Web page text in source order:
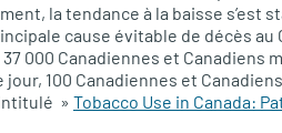
la tendance à la baisse s’est
cause évitable de décès au
37 000 Canadiennes et
100 Canadiennes et
» Tobacco Use in Canada: